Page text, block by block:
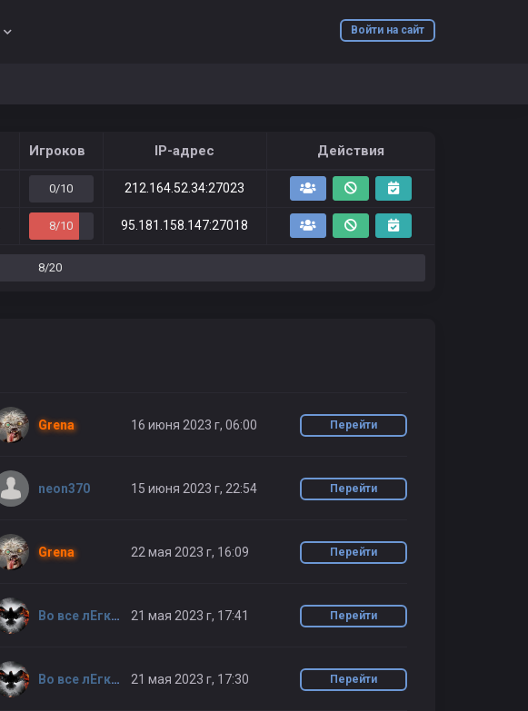
Войти на сайт
Игроков IP-адрес Действия
0/10 212.164.52.34:27023
8/10 95.181.158.147:27018
8/20
Grena 16 июня 2023 г, 06:00 Перейти
neon370 15 июня 2023 г, 22:54 Перейти
Grena 22 мая 2023 г, 16:09 Перейти
Во все лЕгкие 21 мая 2023 г, 17:41 Перейти
Во все лЕгкие 21 мая 2023 г, 17:30 Перейти